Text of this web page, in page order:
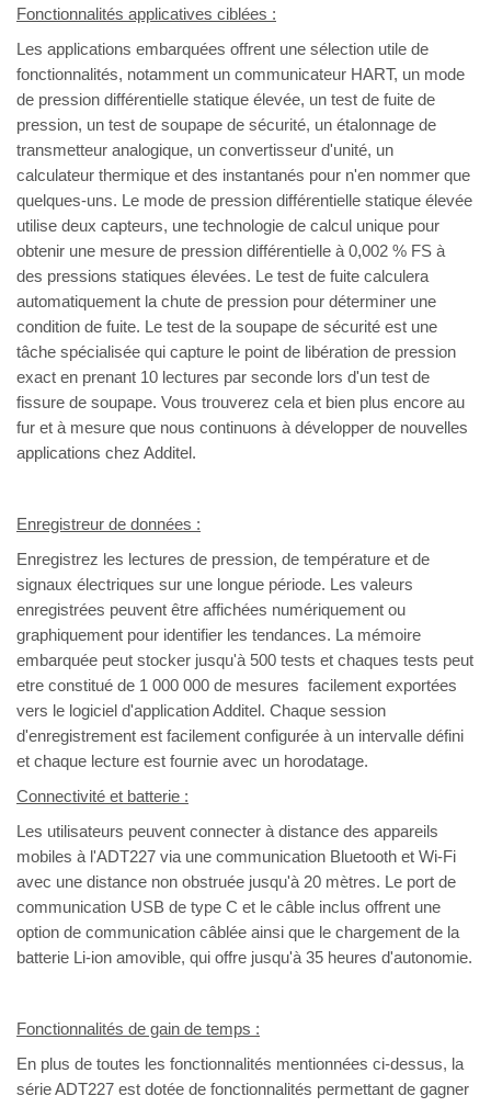
Fonctionnalités applicatives ciblées :
Les applications embarquées offrent une sélection utile de
fonctionnalités, notamment un communicateur HART, un mode
de pression différentielle statique élevée, un test de fuite de
pression, un test de soupape de sécurité, un étalonnage de
transmetteur analogique, un convertisseur d'unité, un
calculateur thermique et des instantanés pour n'en nommer que
quelques-uns. Le mode de pression différentielle statique élevée
utilise deux capteurs, une technologie de calcul unique pour
obtenir une mesure de pression différentielle à 0,002 % FS à
des pressions statiques élevées. Le test de fuite calculera
automatiquement la chute de pression pour déterminer une
condition de fuite. Le test de la soupape de sécurité est une
tâche spécialisée qui capture le point de libération de pression
exact en prenant 10 lectures par seconde lors d'un test de
fissure de soupape. Vous trouverez cela et bien plus encore au
fur et à mesure que nous continuons à développer de nouvelles
applications chez Additel.
Enregistreur de données :
Enregistrez les lectures de pression, de température et de
signaux électriques sur une longue période. Les valeurs
enregistrées peuvent être affichées numériquement ou
graphiquement pour identifier les tendances. La mémoire
embarquée peut stocker jusqu'à 500 tests et chaques tests peut
etre constitué de 1 000 000 de mesures facilement exportées
vers le logiciel d'application Additel. Chaque session
d'enregistrement est facilement configurée à un intervalle défini
et chaque lecture est fournie avec un horodatage.
Connectivité et batterie :
Les utilisateurs peuvent connecter à distance des appareils
mobiles à l'ADT227 via une communication Bluetooth et Wi-Fi
avec une distance non obstruée jusqu'à 20 mètres. Le port de
communication USB de type C et le câble inclus offrent une
option de communication câblée ainsi que le chargement de la
batterie Li-ion amovible, qui offre jusqu'à 35 heures d'autonomie.
Fonctionnalités de gain de temps :
En plus de toutes les fonctionnalités mentionnées ci-dessus, la
série ADT227 est dotée de fonctionnalités permettant de gagner